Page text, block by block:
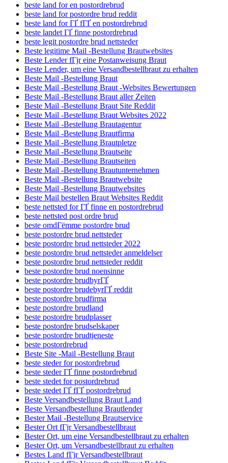
beste land for en postordrebrud
beste land for postordre brud reddit
beste land for ГҐ fГҐ en postordrebrud
beste landet ГҐ finne postordrebrud
beste legit postordre brud nettsteder
Beste legitime Mail -Bestellung Brautwebsites
Beste Lender fГјr eine Postanweisung Braut
Beste Lender, um eine Versandbestellbraut zu erhalten
Beste Mail -Bestellung Braut
Beste Mail -Bestellung Braut -Websites Bewertungen
Beste Mail -Bestellung Braut aller Zeiten
Beste Mail -Bestellung Braut Site Reddit
Beste Mail -Bestellung Braut Websites 2022
Beste Mail -Bestellung Brautagentur
Beste Mail -Bestellung Brautfirma
Beste Mail -Bestellung Brautpletze
Beste Mail -Bestellung Brautseite
Beste Mail -Bestellung Brautseiten
Beste Mail -Bestellung Brautunternehmen
Beste Mail -Bestellung Brautwebsite
Beste Mail -Bestellung Brautwebsites
Beste Mail bestellen Braut Websites Reddit
beste nettsted for ГҐ finne en postordrebrud
beste nettsted post ordre brud
beste omdГёmme postordre brud
beste postordre brud nettsteder
beste postordre brud nettsteder 2022
beste postordre brud nettsteder anmeldelser
beste postordre brud nettsteder reddit
beste postordre brud noensinne
beste postordre brudbyrГҐ
beste postordre brudebyrГҐ reddit
beste postordre brudfirma
beste postordre brudland
beste postordre brudplasser
beste postordre brudselskaper
beste postordre brudtjeneste
beste postordrebrud
Beste Site -Mail -Bestellung Braut
beste steder for postordrebrud
beste steder ГҐ finne postordrebrud
beste stedet for postordrebrud
beste stedet ГҐ fГҐ postordrebrud
Beste Versandbestellung Braut Land
Beste Versandbestellung Brautlender
Bester Mail -Bestellung Brautservice
Bester Ort fГјr Versandbestellbraut
Bester Ort, um eine Versandbestellbraut zu erhalten
Bester Ort, um Versandbestellbraut zu erhalten
Bestes Land fГјr Versandbestellbraut